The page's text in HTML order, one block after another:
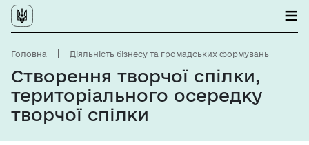
Головна Діяльність бізнесу та громадських формувань
Створення творчої спілки,
територіального осередку
творчої спілки